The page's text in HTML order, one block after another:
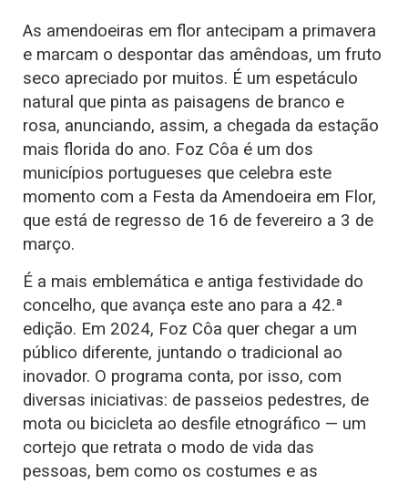
As amendoeiras em flor antecipam a primavera
e marcam o despontar das amêndoas, um fruto
seco apreciado por muitos. É um espetáculo
natural que pinta as paisagens de branco e
rosa, anunciando, assim, a chegada da estação
mais florida do ano. Foz Côa é um dos
municípios portugueses que celebra este
momento com a Festa da Amendoeira em Flor,
que está de regresso de 16 de fevereiro a 3 de
março.
É a mais emblemática e antiga festividade do
concelho, que avança este ano para a 42.ª
edição. Em 2024, Foz Côa quer chegar a um
público diferente, juntando o tradicional ao
inovador. O programa conta, por isso, com
diversas iniciativas: de passeios pedestres, de
mota ou bicicleta ao desfile etnográfico — um
cortejo que retrata o modo de vida das
pessoas, bem como os costumes e as